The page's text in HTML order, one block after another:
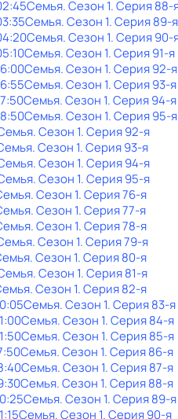
Семья. Сезон 1. Серия 88-
Семья. Сезон 1. Серия 89-я
Семья. Сезон 1. Серия 90-
Семья. Сезон 1. Серия 91-я
Семья. Сезон 1. Серия 92-я
Семья. Сезон 1. Серия 93-я
Семья. Сезон 1. Серия 94-я
Семья. Сезон 1. Серия 95-я
. Сезон 1. Серия 92-я
. Сезон 1. Серия 93-я
. Сезон 1. Серия 94-я
. Сезон 1. Серия 95-я
. Сезон 1. Серия 76-я
. Сезон 1. Серия 77-я
. Сезон 1. Серия 78-я
. Сезон 1. Серия 79-я
. Сезон 1. Серия 80-я
. Сезон 1. Серия 81-я
. Сезон 1. Серия 82-я
Семья. Сезон 1. Серия 83-я
Семья. Сезон 1. Серия 84-я
Семья. Сезон 1. Серия 85-я
Семья. Сезон 1. Серия 86-я
Семья. Сезон 1. Серия 87-я
Семья. Сезон 1. Серия 88-я
Семья. Сезон 1. Серия 89-я
Семья. Сезон 1. Серия 90-я